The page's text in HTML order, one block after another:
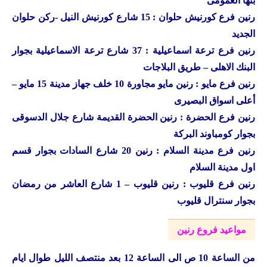
رنين فرع كورنيش حلوان : 15 شارع كورنيش النيل -ركن حلوان
الجديد
رنين فرع ترعة اسماعيلية : 37 شارع ترعة الاسماعيلية بجوار
البنك الاهلى – طريق البلاجات
رنين فرع مايو : رنين مايو مجاورة 10 خلف جهاز مدينة 15 مايو –
أعلى اسواق البصيرى
رنين فرع الحضرة : رنين الحضرة القديمة شارع جلال الدسوقى
بجوار كومباوند البركة
رنين فرع مدينة السلام : رنين 20 شارع السادات بجوار قسم
اول مدينة السلام
رنين فرع قليوب : رنين قليوب – 1 شارع العاشر من رمضان
بجوار سنترال قليوب
مواعيد فروع رنين
من الساعة 10 ص الى الساعة 12 بعد منتصف الليل طوال ايام